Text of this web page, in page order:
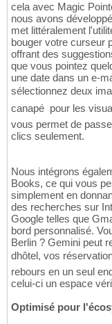
cela avec Magic
nous avons
met littéralement
bouger votre curseur
offrant des
que vous pointez
une date dans un e-
sélectionnez deux
canapé  pour les
vous permet de
clics seulement.
Nous intégrons
Books, ce qui vous
simplement en
des recherches sur
Google telles que
bord personnalisé.
Berlin ? Gemini peut
dhôtel, vos
rebours en un seul
celui-ci un espace
Optimisé pour